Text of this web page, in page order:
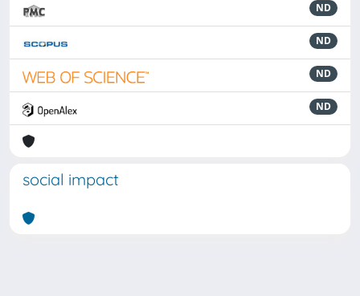
ND
ND
ND
ND
social impact